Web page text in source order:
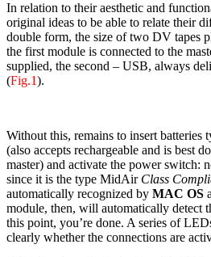
In relation to their aesthetic and
original ideas to be able to relate their
double form, the size of two DV tapes
the first module is connected to the
supplied, the second – USB, always
(Fig.1).
Without this, remains to insert batteries
(also accepts rechargeable and is best
master) and activate the power switch:
since it is the type MidAir Class
automatically recognized by MAC OS
module, then, will automatically detect
this point, you’re done. A series of
clearly whether the connections are